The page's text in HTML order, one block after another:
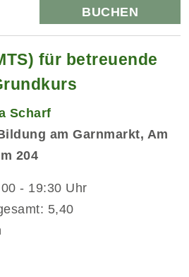
BUCHEN
für betreuende
Scharf
am Garnmarkt, Am
204
- 19:30 Uhr
5,40